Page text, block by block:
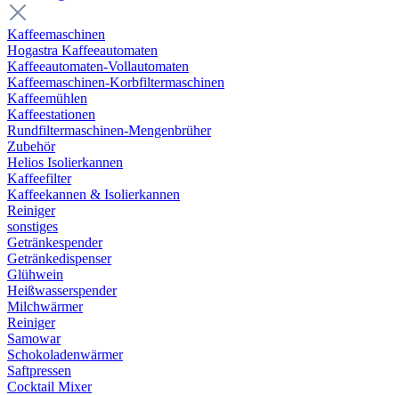
Kaffeemaschinen
Hogastra Kaffeeautomaten
Kaffeeautomaten-Vollautomaten
Kaffeemaschinen-Korbfiltermaschinen
Kaffeemühlen
Kaffeestationen
Rundfiltermaschinen-Mengenbrüher
Zubehör
Helios Isolierkannen
Kaffeefilter
Kaffeekannen & Isolierkannen
Reiniger
sonstiges
Getränkespender
Getränkedispenser
Glühwein
Heißwasserspender
Milchwärmer
Reiniger
Samowar
Schokoladenwärmer
Saftpressen
Cocktail Mixer